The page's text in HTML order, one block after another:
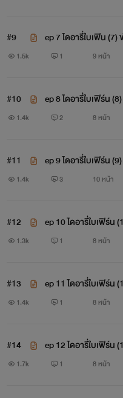
"ใบเฟิร์นมาแต่งตัวแล้
"ใบเฟิร์นไม่ได้ตั้งใจจะ
รถค่ะไม่อย่างนั้นอาจจะโดน
ใบเฟิร์นเลยทำหน้าที่แทนน้
"ไปเปลี่ยนชุดเดี๋ยวนี้เล
"ไม่ไปค่ะใบเฟิร์นจะไ
เมื่อหมอมาโนชพยายา
#9 ep 7 ไดอารี่ใบเฟิน (7)
1.5k 1 9 หน้า
#10
ep 8 ไดอารี่ใบเฟิร์น
ยน
1.4k 2 8 หน้า
#11 ep 9 ไดอารี่ใบเฟิร์น
1.4k 3 10 หน้า
#12
ep 10 ไดอารี่ใบเฟิร์น
o นายคือฮีโร่ของฉัน
1.3k 1 8 หน้า
#13 ep 11 ไดอารี่ใบเฟิร์น
1.4k 1 8 หน้า
#14 ep 12 ไดอารี่ใบเฟิร์น
1.7k 1 8 หน้า